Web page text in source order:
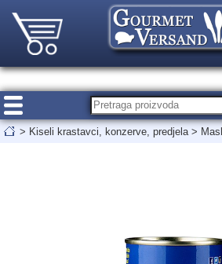
> Kiseli krastavci, konzerve, predjela >